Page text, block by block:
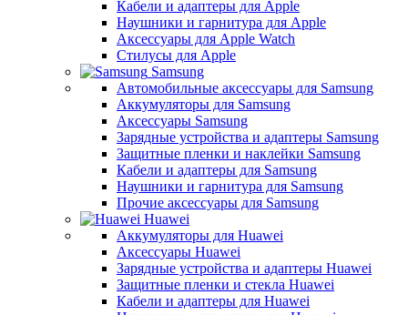
Кабели и адаптеры для Apple
Наушники и гарнитура для Apple
Аксессуары для Apple Watch
Стилусы для Apple
Samsung
Автомобильные аксессуары для Samsung
Аккумуляторы для Samsung
Аксессуары Samsung
Зарядные устройства и адаптеры Samsung
Защитные пленки и наклейки Samsung
Кабели и адаптеры для Samsung
Наушники и гарнитура для Samsung
Прочие аксессуары для Samsung
Huawei
Аккумуляторы для Huawei
Аксессуары Huawei
Зарядные устройства и адаптеры Huawei
Защитные пленки и стекла Huawei
Кабели и адаптеры для Huawei